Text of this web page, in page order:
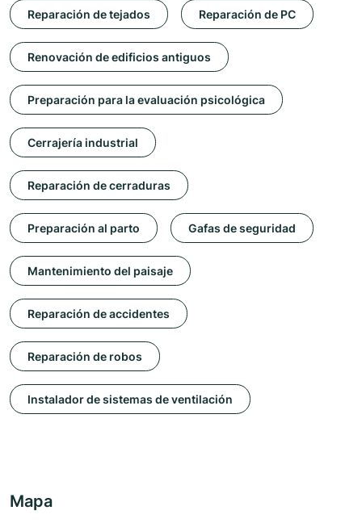
Reparación de tejados Reparación de PC
Renovación de edificios antiguos
Preparación para la evaluación psicológica
Cerrajería industrial
Reparación de cerraduras
Preparación al parto Gafas de seguridad
Mantenimiento del paisaje
Reparación de accidentes
Reparación de robos
Instalador de sistemas de ventilación
Mapa